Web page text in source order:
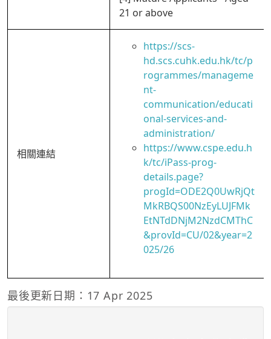
21 or above
相關連結
https://scs-
hd.scs.cuhk.edu.hk/tc/p
rogrammes/manageme
nt-
communication/educati
onal-services-and-
administration/
https://www.cspe.edu.h
k/tc/iPass-prog-
details.page?
progId=ODE2Q0UwRjQt
MkRBQS00NzEyLUJFMk
EtNTdDNjM2NzdCMThC
&provId=CU/02&year=2
025/26
最後更新日期：17 Apr 2025